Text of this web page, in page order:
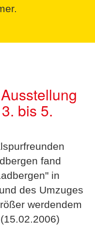
bis 5.
fand
in
des Umzuges
werdendem